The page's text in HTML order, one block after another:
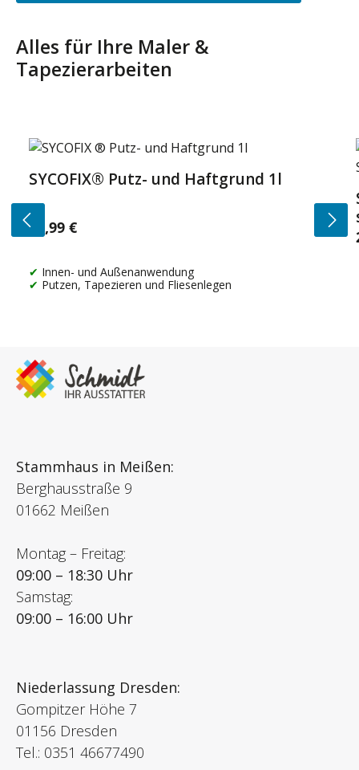
Alles für Ihre Maler &
Tapezierarbeiten
Produktgalerie überspringen
SYCOFIX® Putz- und Haftgrund 1l
Regulärer Preis:
14,99 €
Innen- und Außenanwendung
Putzen, Tapezieren und Fliesenlegen
Stammhaus in Meißen:
Berghausstraße 9
01662 Meißen
Montag – Freitag:
09:00 – 18:30 Uhr
Samstag:
09:00 – 16:00 Uhr
Niederlassung Dresden:
Gompitzer Höhe 7
01156 Dresden
Tel.: 0351 46677490